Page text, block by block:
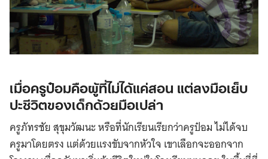
เมื่อครูป๋อมคือผู้ที่ไม่ได้แค่สอน แต่ลงมือเย็บ
ปะชีวิตของเด็กด้วยมือเปล่า
ครูภัทรชัย สุขุมวัฒนะ หรือที่นักเรียนเรียกว่าครูป๋อม ไม่ได้จบ
ครูมาโดยตรง แต่ด้วยแรงขับจากหัวใจ เขาเลือกจะออกจาก